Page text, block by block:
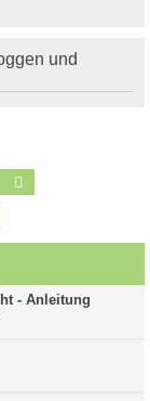
und
Suche
- Anleitung